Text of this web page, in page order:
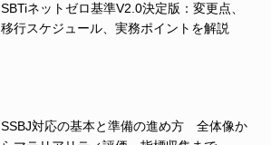
SBTiネットゼロ基準V2.0決定版：変更点、
移行スケジュール、実務ポイントを解説
SSBJ対応の基本と準備の進め方 全体像か